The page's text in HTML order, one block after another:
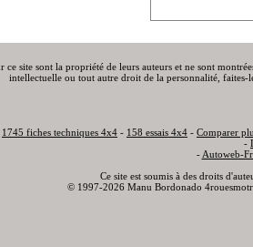
ce site sont la propriété de leurs auteurs et ne sont
intellectuelle ou tout autre droit de la personnalité,
1745 fiches techniques 4x4 - 158 essais 4x4 - Comparer
-
- Autoweb-
Ce site est soumis à des droits
© 1997-2026 Manu Bordonado